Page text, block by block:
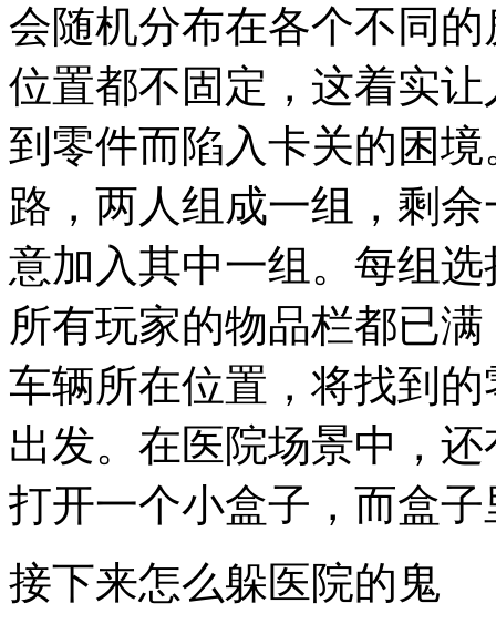
会随机分布在各个不同
位置都不固定，这着实
到零件而陷入卡关的困
路，两人组成一组，剩
意加入其中一组。每组
所有玩家的物品栏都已
车辆所在位置，将找到
出发。在医院场景中，
打开一个小盒子，而盒
接下来怎么躲医院的鬼